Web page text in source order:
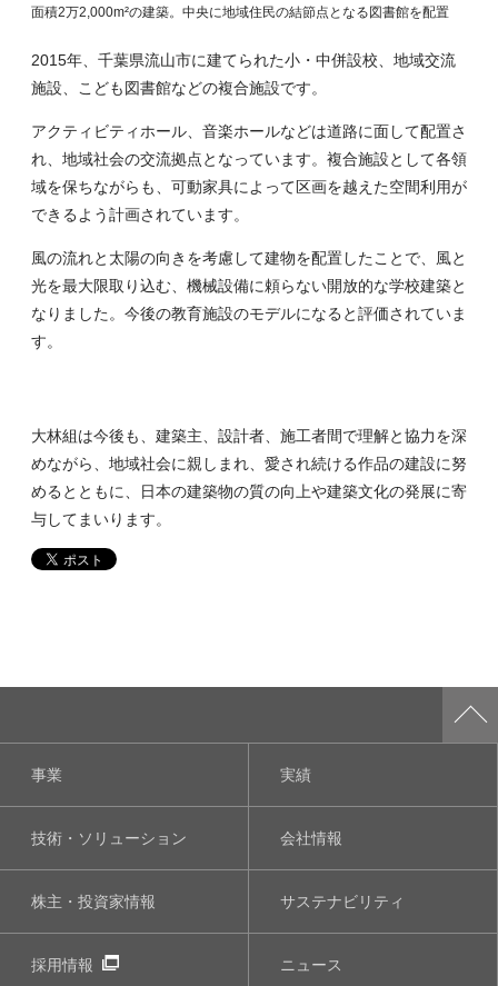
面積2万2,000m²の建築。中央に地域住民の結節点となる図書館を配置
2015年、千葉県流山市に建てられた小・中併設校、地域交流
施設、こども図書館などの複合施設です。
アクティビティホール、音楽ホールなどは道路に面して配置さ
れ、地域社会の交流拠点となっています。複合施設として各領
域を保ちながらも、可動家具によって区画を越えた空間利用が
できるよう計画されています。
風の流れと太陽の向きを考慮して建物を配置したことで、風と
光を最大限取り込む、機械設備に頼らない開放的な学校建築と
なりました。今後の教育施設のモデルになると評価されていま
す。
大林組は今後も、建築主、設計者、施工者間で理解と協力を深
めながら、地域社会に親しまれ、愛され続ける作品の建設に努
めるとともに、日本の建築物の質の向上や建築文化の発展に寄
与してまいります。
事業 実績
技術・ソリューション 会社情報
株主・投資家情報 サステナビリティ
採用情報 ニュース